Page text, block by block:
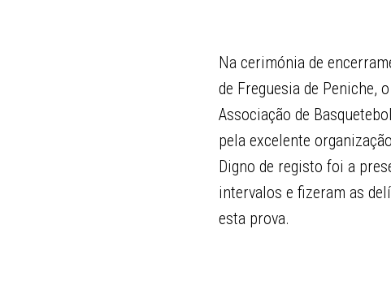
Na cerimónia de
de Freguesia de Peniche,
Associação de
pela excelente
Digno de registo foi a
intervalos e fizeram as
esta prova.